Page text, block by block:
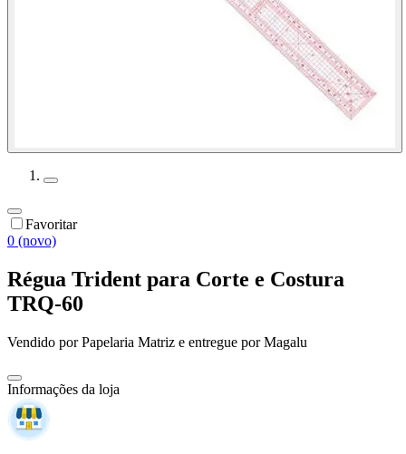
Favoritar
0 (novo)
Régua Trident para Corte e Costura
TRQ-60
Vendido porPapelaria Matriz e entregue por Magalu
Informações da loja